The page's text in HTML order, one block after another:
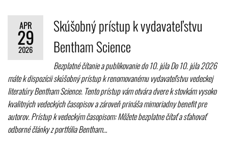
APR
29
2026
Skúšobný prístup k vydavateľstvu
Bentham Science
Bezplatné čítanie a publikovanie do 10. júla Do 10. júla 2026
máte k dispozícii skúšobný prístup k renomovanému vydavateľstvu vedeckej
literatúry Bentham Science. Tento prístup vám otvára dvere k stovkám vysoko
kvalitných vedeckých časopisov a zároveň prináša mimoriadny benefit pre
autorov. Prístup k vedeckým časopisom: Môžete bezplatne čítať a sťahovať
odborné články z portfólia Bentham…